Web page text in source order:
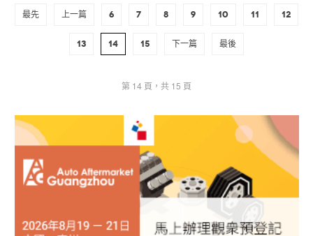
最先 上一篇 6 7 8 9 10 11 12
13 14 15 下一篇 最後
第 14 頁，共 15 頁